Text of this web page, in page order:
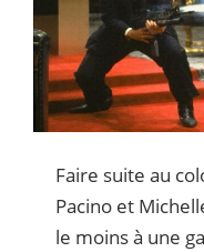
Faire suite au
Pacino et
le moins à une